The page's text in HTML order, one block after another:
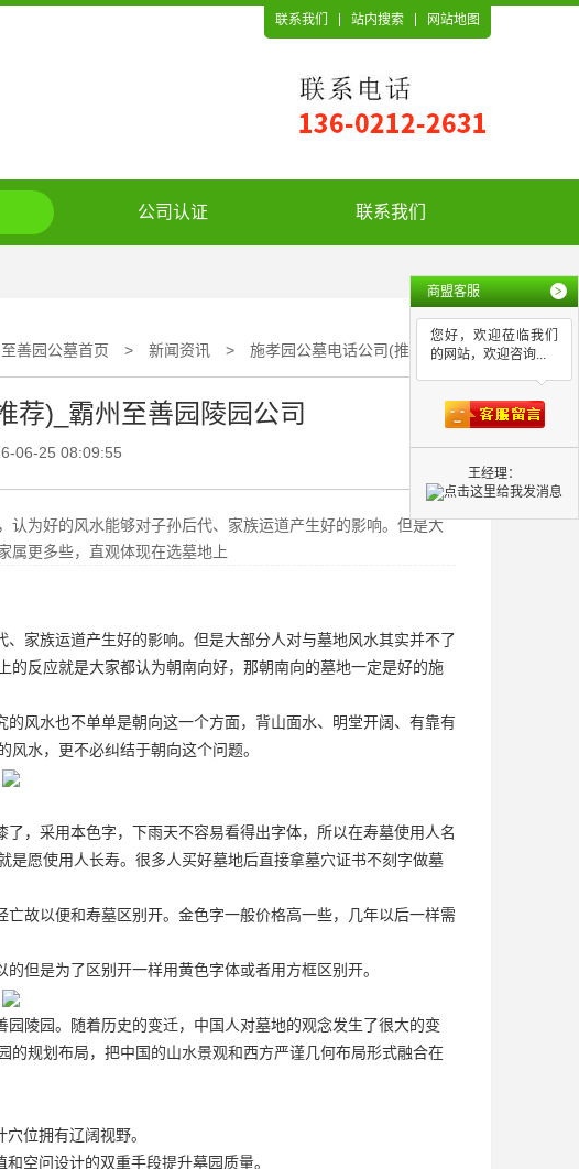
联系我们 站内搜索 网站地图
公司认证 联系我们
至善园公墓首页 > 新闻资讯 > 施孝园公墓电话公司(推荐)_霸州至善园陵园公司
荐)_霸州至善园陵园公司
06-25 08:09:55
为好的风水能够对子孙后代、家族运道产生好的影响。但是大
属更多些，直观体现在选墓地上
家族运道产生好的影响。但是大部分人对与墓地风水其实并不了
反应就是大家都认为朝南向好，那朝南向的墓地一定是好的施
的风水也不单单是朝向这一个方面，背山面水、明堂开阔、有靠有
水，更不必纠结于朝向这个问题。
，采用本色字，下雨天不容易看得出字体，所以在寿墓使用人名
愿使用人长寿。很多人买好墓地后直接拿墓穴证书不刻字做墓
故以便和寿墓区别开。金色字一般价格高一些，几年以后一样需
但是为了区别开一样用黄色字体或者用方框区别开。
园陵园。随着历史的变迁，中国人对墓地的观念发生了很大的变
规划布局，把中国的山水景观和西方严谨几何布局形式融合在
位拥有辽阔视野。
空问设计的双重手段提升墓园质量。
商盟客服 >
您好，欢迎莅临我们
的网站，欢迎咨询...
王经理：